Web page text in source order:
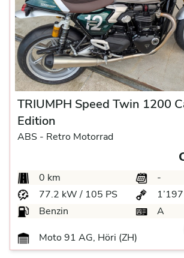
TRIUMPH Speed Twin 1200
Edition
ABS - Retro Motorrad
0 km
-
77.2 kW / 105 PS
Benzin
A
Moto 91 AG, Höri (ZH)